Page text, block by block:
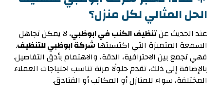
الحل المثالي لكل منزل؟
عند الحديث عنتنظيف الكنب في ابوظبي، لا يمكن تجاهل
السمعة المتميزة التي اكتسبتهاشركة ابوظبي للتنظيف.
فهي تجمع بين الاحترافية، الدقة، والاهتمام بأدق التفاصيل.
بالإضافة إلى ذلك، تقدم حلولًا مرنة تناسب احتياجات العملاء
المختلفة، سواء للمنازل أو المكاتب أو الفنادق.